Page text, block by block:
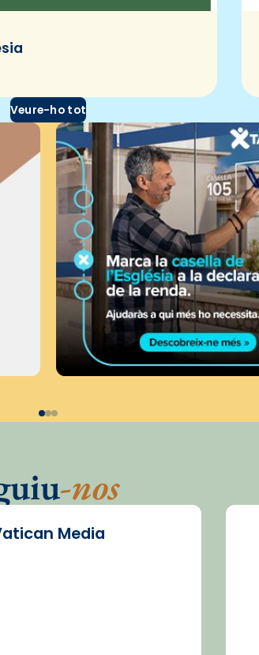
Veure-ho tot
-nos
Media